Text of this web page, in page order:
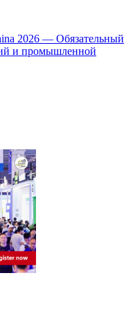
2026 — Обязательный
и промышленной